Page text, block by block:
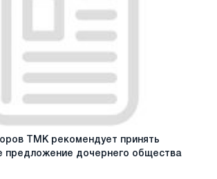
ТМК рекомендует принять
предложение дочернего общества